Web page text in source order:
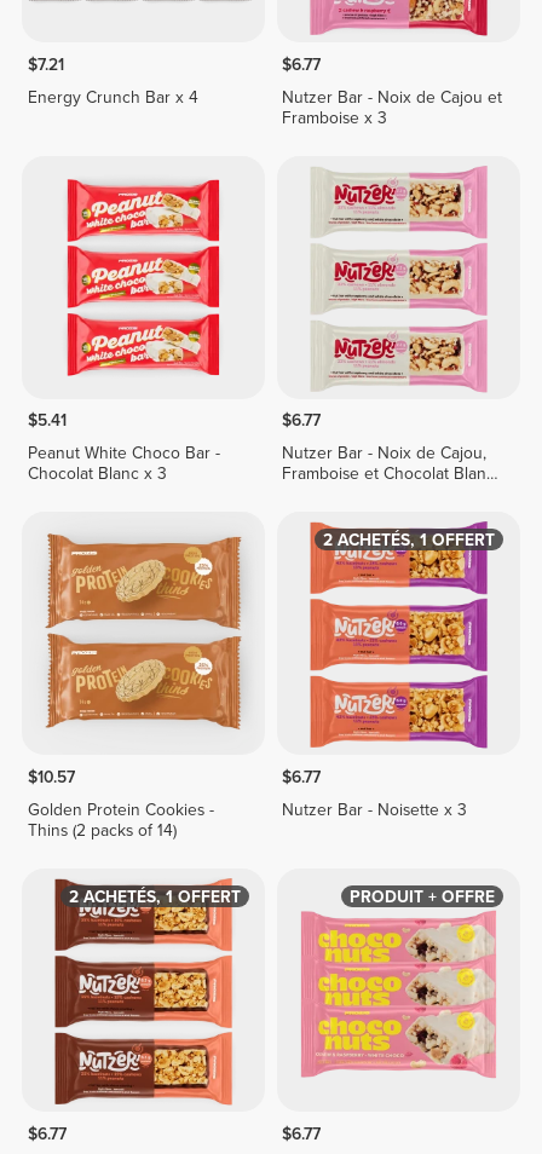
$7.21
Energy Crunch Bar x 4
$6.77
Nutzer Bar - Noix de Cajou et
Framboise x 3
$5.41
Peanut White Choco Bar -
Chocolat Blanc x 3
$6.77
Nutzer Bar - Noix de Cajou,
Framboise et Chocolat Blanc
$10.57
Golden Protein Cookies -
Thins (2 packs of 14)
2 ACHETÉS, 1 OFFERT
$6.77
Nutzer Bar - Noisette x 3
2 ACHETÉS, 1 OFFERT
$6.77
PRODUIT + OFFRE
$6.77